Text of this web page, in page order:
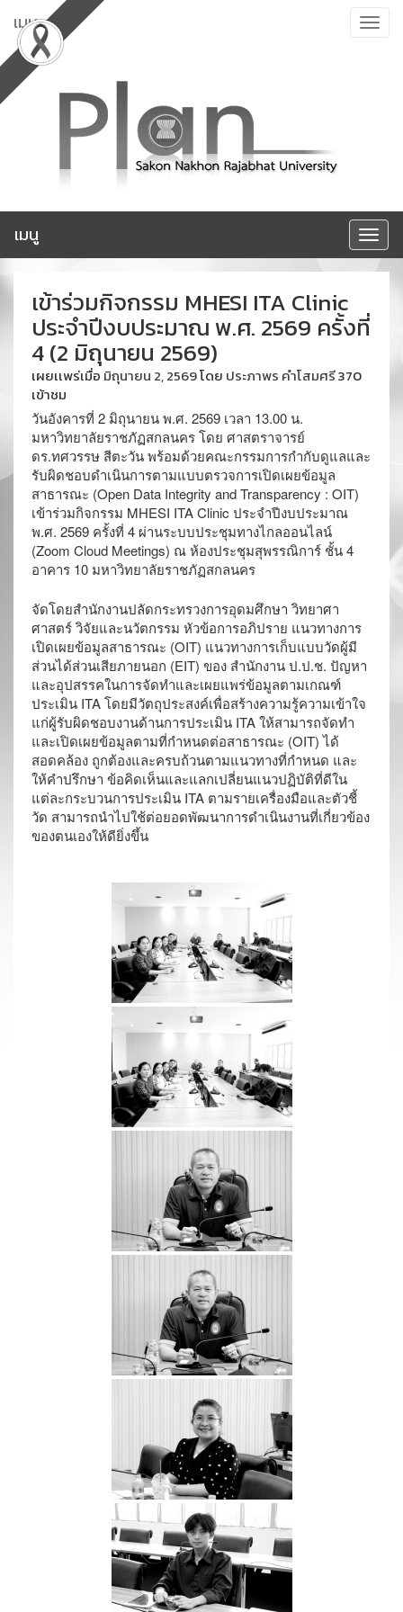
ไป
ยัง
เนื้อหา
Toggle
เมนู
Toggle
เมนู
เข้าร่วมกิจกรรม MHESI ITA Clinic
ประจำปีงบประมาณ พ.ศ. 2569 ครั้งที่
4 (2 มิถุนายน 2569)
เผยเเพร่เมื่อ มิถุนายน 2, 2569โดย ประภาพร คำโสมศรี370
เข้าชม
วันอังคารที่ 2 มิถุนายน พ.ศ. 2569 เวลา 13.00 น.
มหาวิทยาลัยราชภัฏสกลนคร โดย ศาสตราจารย์
ดร.ทศวรรษ สีตะวัน พร้อมด้วยคณะกรรมการกำกับดูแลและ
รับผิดชอบดำเนินการตามแบบตรวจการเปิดเผยข้อมูล
สาธารณะ (Open Data Integrity and Transparency : OIT)
เข้าร่วมกิจกรรม MHESI ITA Clinic ประจำปีงบประมาณ
พ.ศ. 2569 ครั้งที่ 4 ผ่านระบบประชุมทางไกลออนไลน์
(Zoom Cloud Meetings) ณ ห้องประชุมสุพรรณิการ์ ชั้น 4
อาคาร 10 มหาวิทยาลัยราชภัฏสกลนคร
จัดโดยสำนักงานปลัดกระทรวงการอุดมศึกษา วิทยาศา
ศาสตร์ วิจัยและนวัตกรรม หัวข้อการอภิปราย แนวทางการ
เปิดเผยข้อมูลสาธารณะ (OIT) แนวทางการเก็บแบบวัดผู้มี
ส่วนได้ส่วนเสียภายนอก (EIT) ของ สำนักงาน ป.ป.ช. ปัญหา
และอุปสรรคในการจัดทำและเผยแพร่ข้อมูลตามเกณฑ์
ประเมิน ITA โดยมีวัตถุประสงค์เพื่อสร้างความรู้ความเข้าใจ
แก่ผู้รับผิดชอบงานด้านการประเมิน ITA ให้สามารถจัดทำ
และเปิดเผยข้อมูลตามที่กำหนดต่อสาธารณะ (OIT) ได้
สอดคล้อง ถูกต้องและครบถ้วนตามแนวทางที่กำหนด และ
ให้คำปรึกษา ข้อคิดเห็นและแลกเปลี่ยนแนวปฏิบัติที่ดีใน
แต่ละกระบวนการประเมิน ITA ตามรายเครื่องมือและตัวชี้
วัด สามารถนำไปใช้ต่อยอดพัฒนาการดำเนินงานที่เกี่ยวข้อง
ของตนเองให้ดียิ่งขึ้น